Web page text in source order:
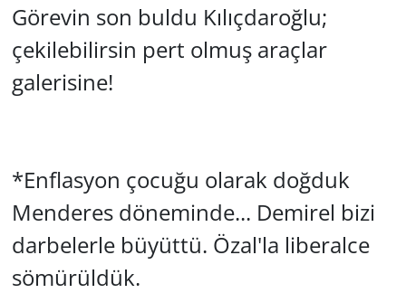
Görevin son buldu Kılıçdaroğlu;
çekilebilirsin pert olmuş araçlar
galerisine!
*Enflasyon çocuğu olarak doğduk
Menderes döneminde... Demirel bizi
darbelerle büyüttü. Özal'la liberalce
sömürüldük.